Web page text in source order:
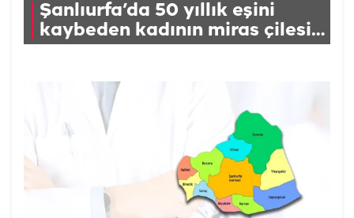
Şanlıurfa’da 50 yıllık eşini
kaybeden kadının miras çilesi
Meclis'e taşındı